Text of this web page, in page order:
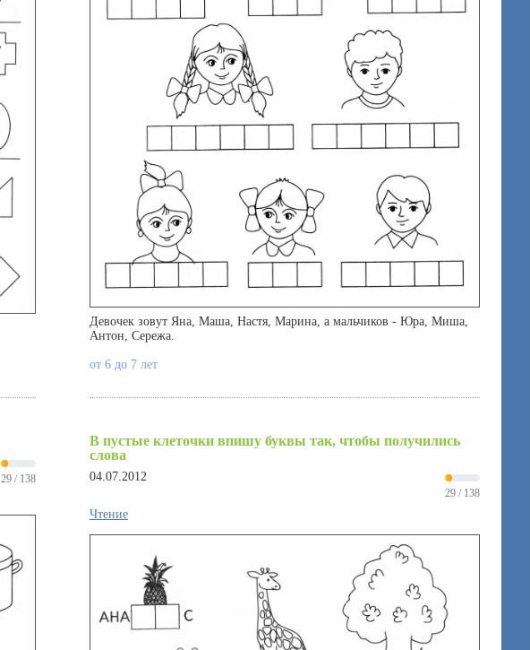
Девочек зовут Яна, Маша, Настя, Марина, а мальчиков - Юра, Миша,
Антон, Сережа.
от 6 до 7 лет
29 / 138
В пустые клеточки впишу буквы так, чтобы получились
слова
04.07.2012
29 / 138
Чтение